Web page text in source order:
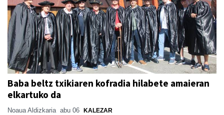
Baba beltz txikiaren kofradia hilabete amaieran
elkartuko da
Noaua Aldizkaria abu 06 KALEZAR